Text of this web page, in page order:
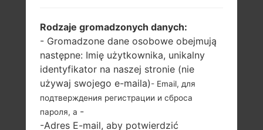
Rodzaje gromadzonych danych:
- Gromadzone dane osobowe obejmują
następne: Imię użytkownika, unikalny
identyfikator na naszej stronie (nie
używaj swojego e-maila)- Email, для
подтверждения регистрации и сброса
пароля, а -
-Adres E-mail, aby potwierdzić